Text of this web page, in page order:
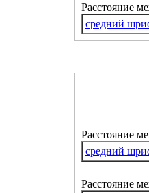
Расстояние
средний
Расстояние
средний
Расстояние